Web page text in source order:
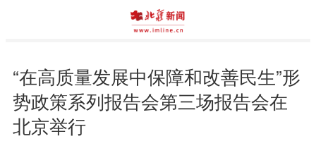
“在高质量发展中保障和改善民生”形
势政策系列报告会第三场报告会在
北京举行